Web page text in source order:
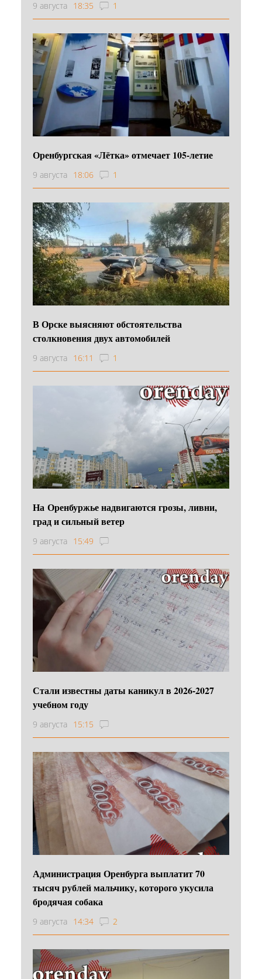
9 августа 18:35 1
Оренбургская «Лётка» отмечает 105-летие
9 августа 18:06 1
В Орске выясняют обстоятельства
столкновения двух автомобилей
9 августа 16:11 1
На Оренбуржье надвигаются грозы, ливни,
град и сильный ветер
9 августа 15:49
Стали известны даты каникул в 2026-2027
учебном году
9 августа 15:15
Администрация Оренбурга выплатит 70
тысяч рублей мальчику, которого укусила
бродячая собака
9 августа 14:34 2